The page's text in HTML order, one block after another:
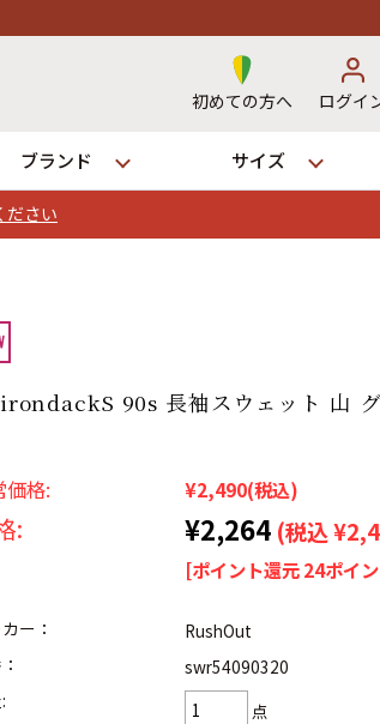
ださい
初めての方へ ログイ
ブランド サイズ
覧
※対応不可：日祝、長期休暇、セー
by Hotword 今週のHOTワード（7/29
90s 長袖スウェット 山
価格: ¥2,490(税込)
: ¥2,264 (税込
[ポイント還元 24ポイ
ー：
RushOut
swr54090320
点